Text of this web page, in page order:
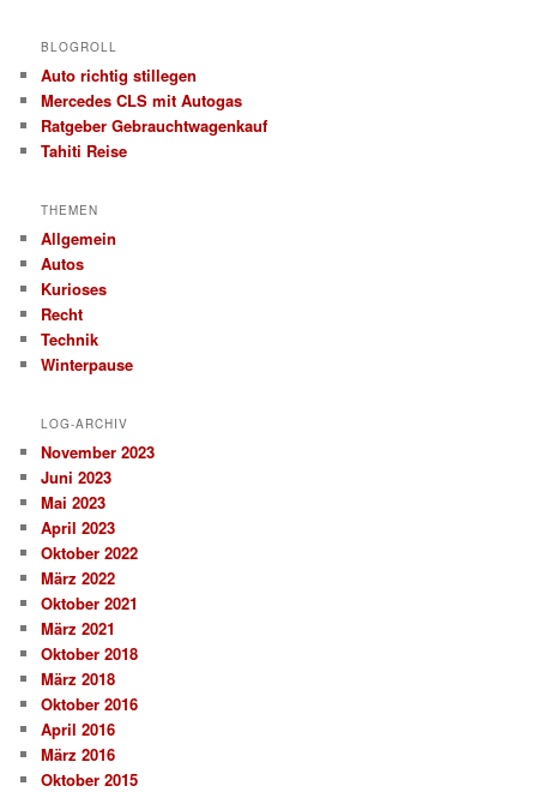
BLOGROLL
Auto richtig stillegen
Mercedes CLS mit Autogas
Ratgeber Gebrauchtwagenkauf
Tahiti Reise
THEMEN
Allgemein
Autos
Kurioses
Recht
Technik
Winterpause
LOG-ARCHIV
November 2023
Juni 2023
Mai 2023
April 2023
Oktober 2022
März 2022
Oktober 2021
März 2021
Oktober 2018
März 2018
Oktober 2016
April 2016
März 2016
Oktober 2015